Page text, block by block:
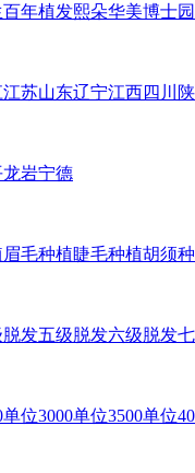
百年植发熙朵华美博士园
江苏山东辽宁江西四川
龙岩宁德
眉毛种植睫毛种植胡须
脱发五级脱发六级脱发
单位3000单位3500单位